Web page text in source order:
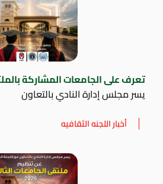
تعرف على الجامعات المشاركة
يسر مجلس إدارة النادي بالتعاون
أخبار اللجنه الثقافيه